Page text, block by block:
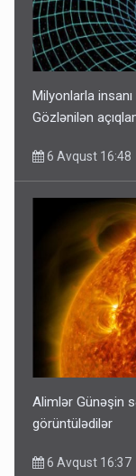
Milyonlarla
Gözlənilən
6 Avqust 16:48
Alimlər Günəşin
görüntülədilər
6 Avqust 16:37